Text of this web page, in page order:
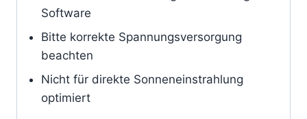
Software
Bitte korrekte Spannungsversorgung
beachten
Nicht für direkte Sonneneinstrahlung
optimiert